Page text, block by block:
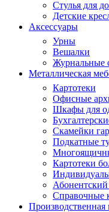
Стулья для
Детские
Аксессуары
Урны
Вешалки
Журнальные
Металлическая
Картотеки
Офисные
Шкафы для
Скамейки
Подкатные
Картотеки
Справочные
Производственная